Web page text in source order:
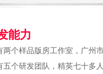
能力
个样品版房工作室，广州
个研发团队，精英七十多